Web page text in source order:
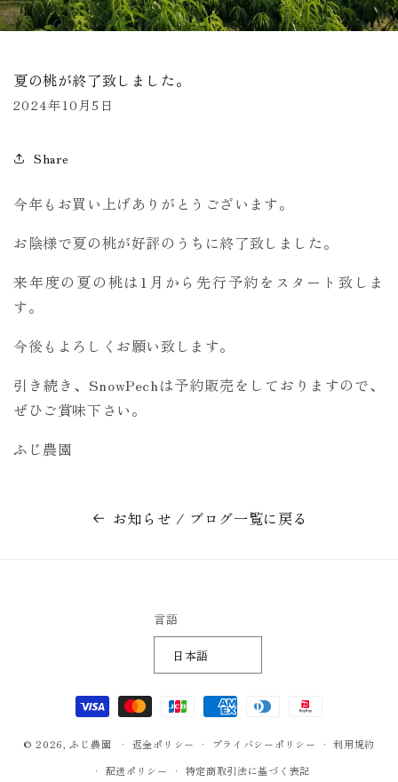
夏の桃が終了致しました。
2024年10月5日
Share
今年もお買い上げありがとうございます。
お陰様で夏の桃が好評のうちに終了致しました。
来年度の夏の桃は1月から先行予約をスタート致しま
す。
今後もよろしくお願い致します。
引き続き、SnowPechは予約販売をしておりますので、
ぜひご賞味下さい。
ふじ農園
お知らせ / ブログ一覧に戻る
言語
日本語
決
済
方
© 2026, ふじ農園 返金ポリシー プライバシーポリシー
利用規約
配送ポリシー
特定商取引法に基づく表記